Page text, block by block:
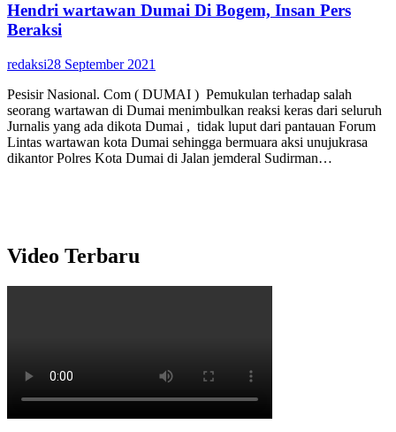
Hendri wartawan Dumai Di Bogem, Insan Pers
Beraksi
redaksi28 September 2021
Pesisir Nasional. Com ( DUMAI ) Pemukulan terhadap salah
seorang wartawan di Dumai menimbulkan reaksi keras dari seluruh
Jurnalis yang ada dikota Dumai , tidak luput dari pantauan Forum
Lintas wartawan kota Dumai sehingga bermuara aksi unujukrasa
dikantor Polres Kota Dumai di Jalan jemderal Sudirman…
Video Terbaru